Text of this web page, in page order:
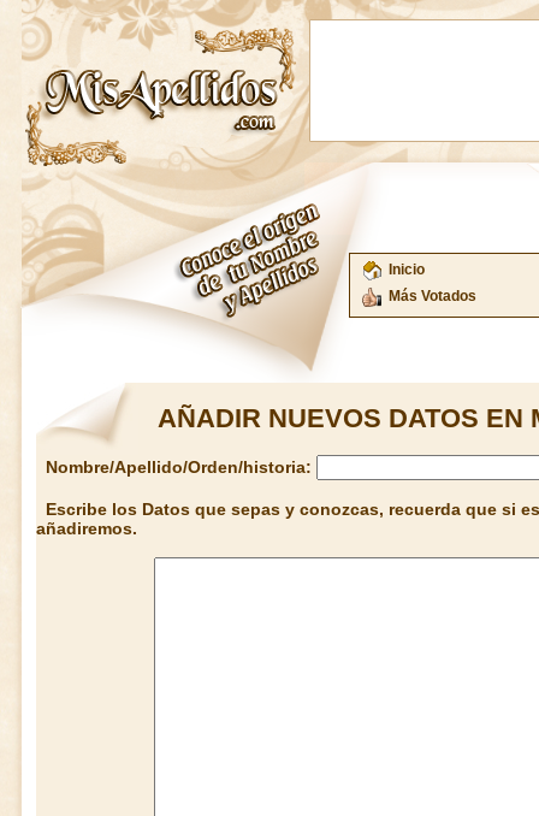
Inicio
Más Votados
AÑADIR NUEVOS DATOS EN
Nombre/Apellido/Orden/historia:
Escribe los Datos que sepas y conozcas, recuerda que si
añadiremos.